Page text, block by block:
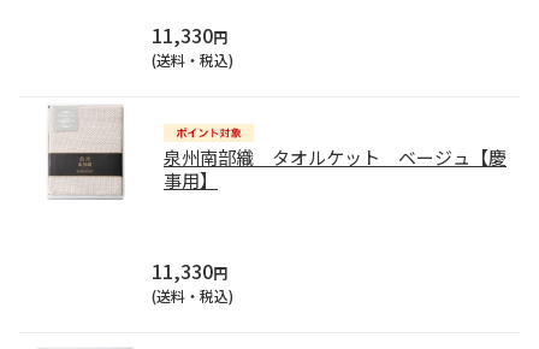
11,330円
(送料・税込)
泉州南部織 タオルケット ベージュ【慶
事用】
11,330円
(送料・税込)